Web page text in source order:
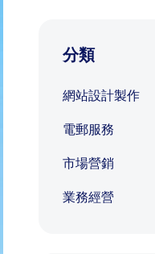
分類
網站設計製作
電郵服務
市場營銷
業務經營